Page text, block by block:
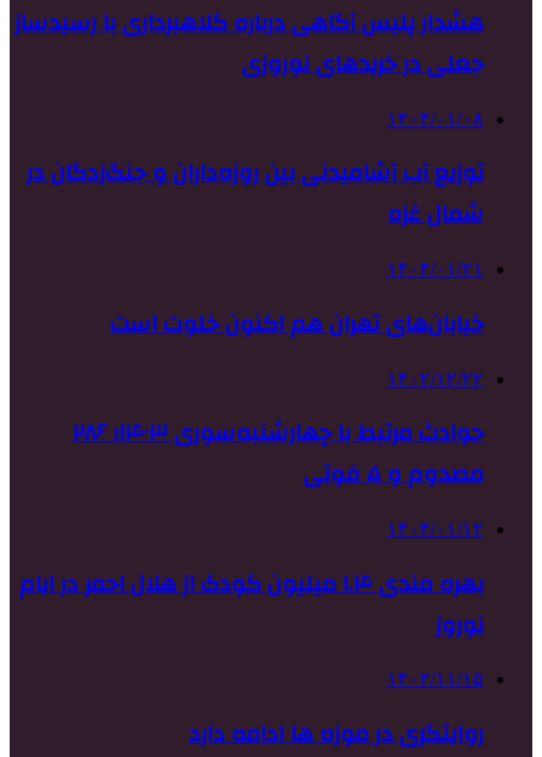
هشدار پلیس آگاهی درباره کلاهبرداری با رسیدساز
جعلی در خریدهای نوروزی
۱۴۰۴/۰۱/۰۸
توزیع آب آشامیدنی بین روزه‌داران و جنگ‌زدگان در
شمال غزه
۱۴۰۴/۰۱/۲۱
خیابان‌های تهران هم اکنون خلوت است
۱۴۰۲/۱۲/۲۲
حوادث مرتبط با چهارشنبه‌سوری ۱۴۰۳؛ ۲۸۶
مصدوم و ۵ فوتی
۱۴۰۴/۰۱/۱۲
بهره مندی ۱.۴ میلیون کودک از هلال احمر در ایام
نوروز
۱۴۰۲/۱۱/۱۵
روایتگری در موزه ها ادامه دارد